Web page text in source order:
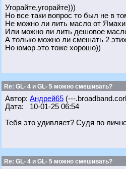
Угорайте,угорайте)))
Но все таки вопрос то был не в
Не можно ли лить масло от
Или можно ли лить дешовое
А только можно ли смешать 2
Но юмор это тоже хорошо))
Re: GL- 4 и GL- 5 можно смешивать?
Автор: Андрей65 (---
Дата: 10-01-25 06:54
Тебя это удивляет? Судя по
Re: GL- 4 и GL- 5 можно смешивать?